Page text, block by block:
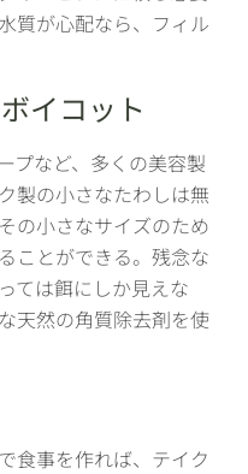
質が心配なら、フィル
イコット
プなど、多くの美容製
製の小さなたわしは無
の小さなサイズのため
ことができる。残念な
ては餌にしか見えな
天然の角質除去剤を使
食事を作れば、テイク